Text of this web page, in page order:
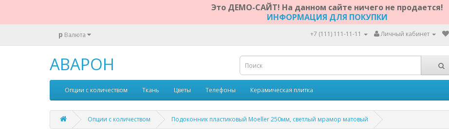
Это ДЕМО-САЙТ! На данном сайте ничего не продается!
ИНФОРМАЦИЯ ДЛЯ ПОКУПКИ
р Валюта +7 (111) 111-11-11 Личный кабинет
АВАРОН
Опции с количеством Ткань Цветы Телефоны Керамическая плитка
Опции с количеством Подоконник пластиковый Moeller 250мм, светлый мрамор матовый